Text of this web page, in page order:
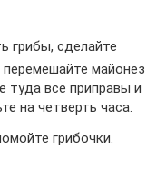
грибы, сделайте
майонез
туда все приправы и
на четверть часа.
грибочки.